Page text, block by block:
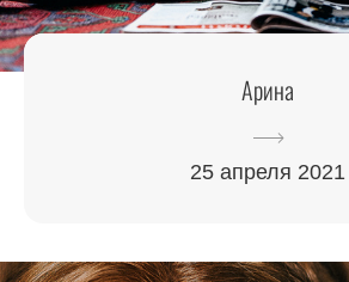
Арина
25 апреля 2021